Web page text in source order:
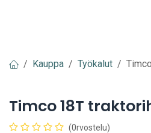
Kauppa Työkalut
Timco 18T
(0rvostelu)